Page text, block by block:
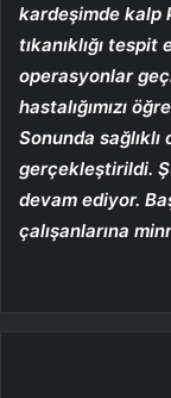
kardeşimde kalp
tıkanıklığı
operasyonlar
hastalığımızı
Sonunda
gerçekleştirildi.
devam ediyor.
çalışanlarına